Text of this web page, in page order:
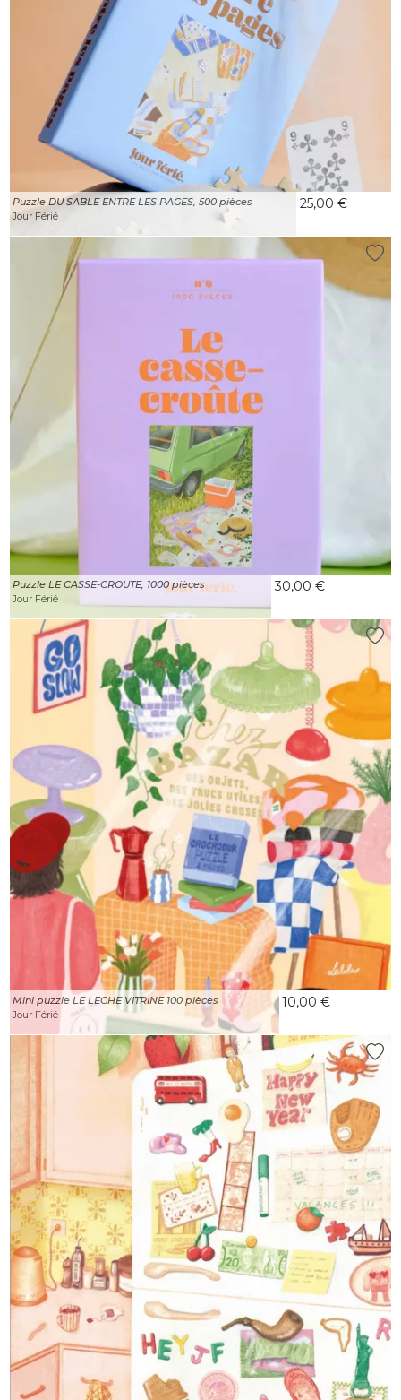
Puzzle DU SABLE ENTRE LES PAGES, 500 pièces
Jour Férié
25,00 €
Puzzle LE CASSE-CROUTE, 1000 pièces
Jour Férié
30,00 €
Mini puzzle LE LECHE VITRINE 100 pièces
Jour Férié
10,00 €